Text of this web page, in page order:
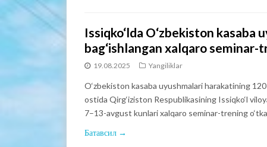
Issiqko‘lda O‘zbekiston
bag‘ishlangan xalqaro seminar-
19.08.2025 Yangiliklar
O‘zbekiston kasaba uyushmalari harakatining
ostida Qirg‘iziston Respublikasining Issiqko‘l
7–13-avgust kunlari xalqaro seminar-trening
Батавсил →